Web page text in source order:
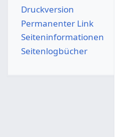
Druckversion
Permanenter Link
Seiten­­informationen
Seitenlogbücher